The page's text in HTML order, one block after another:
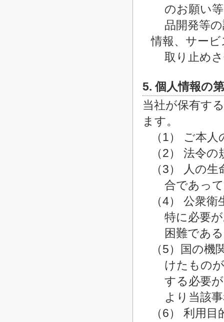
のお願い
品開発等
情報、サー
取り止め
5. 個人情報の
当社が保有す
ます。
（1） ご本
（2） 法令
（3） 人の
合であっ
（4） 公衆
特に必要
困難であ
（5）国の
けたもの
する必要
より当該
（6） 利用